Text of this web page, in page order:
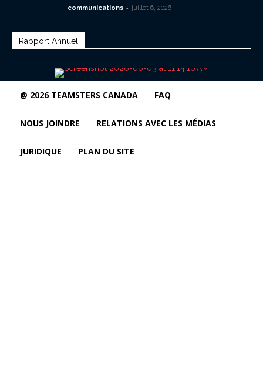
communications - juillet 6, 2026
Rapport Annuel
@ 2026 TEAMSTERS CANADA FAQ
NOUS JOINDRE RELATIONS AVEC LES MÉDIAS
JURIDIQUE PLAN DU SITE